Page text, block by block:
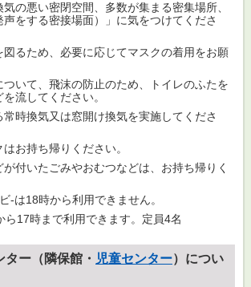
気の悪い密閉空間、多数が集まる密集場所、
声をする密接場面）」に気をつけてくださ
図るため、必要に応じてマスクの着用をお願
ついて、飛沫の防止のため、トイレのふたを
流してください。
時換気又は窓開け換気を実施してくださ
お持ち帰りください。
付いたごみやおむつなどは、お持ち帰りく
-は18時から利用できません。
ら17時まで利用できます。定員4名
ー（隣保館・ 児童センター）につい